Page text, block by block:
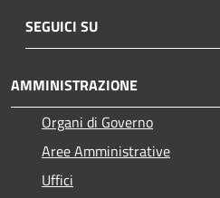
SEGUICI SU
AMMINISTRAZIONE
Organi di Governo
Aree Amministrative
Uffici